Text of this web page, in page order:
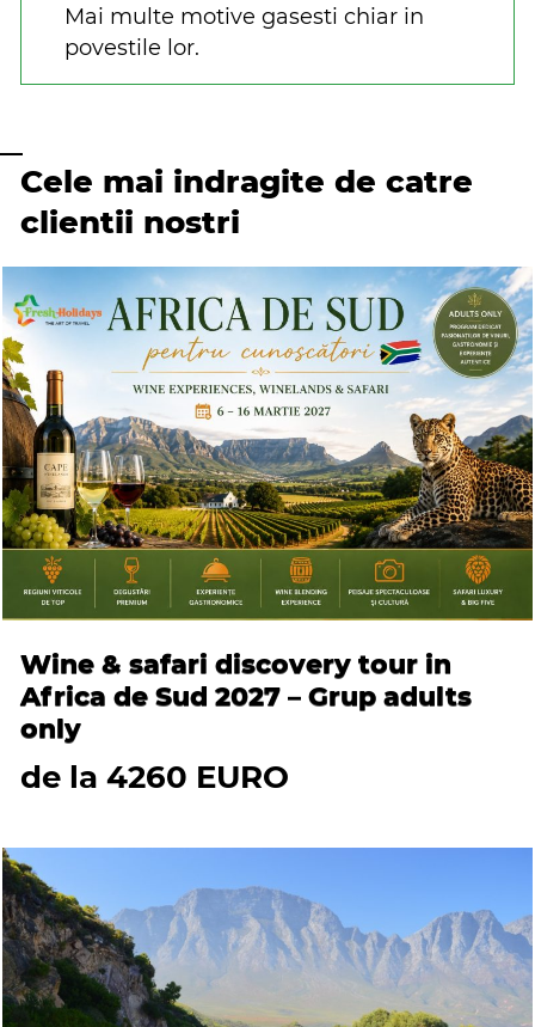
Mai multe motive gasesti chiar in
povestile lor.
Cele mai indragite de catre
clientii nostri
Wine & safari discovery tour in
Africa de Sud 2027 – Grup adults
only
de la 4260 EURO